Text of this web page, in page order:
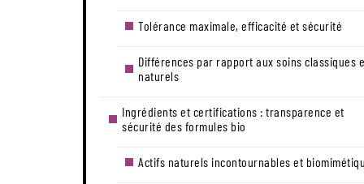
Tolérance maximale, efficacité et sécurité
Différences par rapport aux soins classiques
naturels
Ingrédients et certifications : transparence et
sécurité des formules bio
Actifs naturels incontournables et